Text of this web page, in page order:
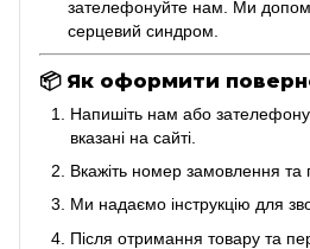
зателефонуйте нам. Ми
серцевий синдром.
📦Як оформити
Напишіть нам або
вказані на сайті.
Вкажіть номер замовлення та
Ми надаємо інструкцію для
Після отримання товару та